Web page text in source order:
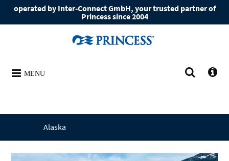
operated by Inter-Connect GmbH, your trusted partner of
Princess since 2004
MENU
Alaska